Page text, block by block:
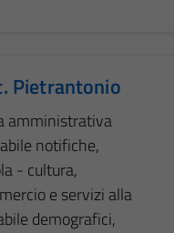
Pietrantonio
amministrativa
notifiche,
- cultura,
e servizi alla
demografici,